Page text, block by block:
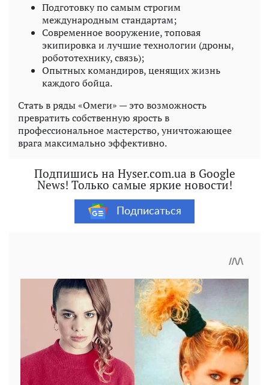
Подготовку по самым строгим
международным стандартам;
Современное вооружение, топовая
экипировка и лучшие технологии (дроны,
робототехнику, связь);
Опытных командиров, ценящих жизнь
каждого бойца.
Стать в ряды «Омеги» — это возможность
превратить собственную ярость в
профессиональное мастерство, уничтожающее
врага максимально эффективно.
Подпишись на Hyser.com.ua в Google
News! Только самые яркие новости!
Подписаться